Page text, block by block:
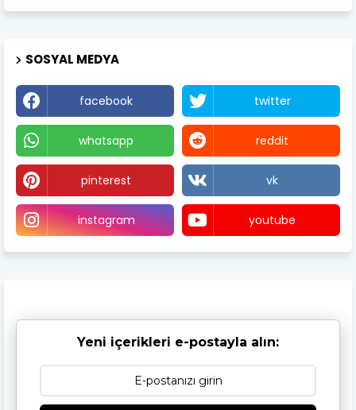
SOSYAL MEDYA
facebook twitter
whatsapp reddit
pinterest vk
instagram youtube
Yeni içerikleri e-postayla alın: